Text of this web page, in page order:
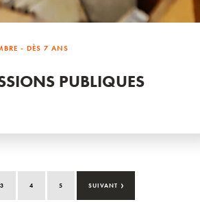
- DÈS 7 ANS
PUBLIQUES
3 4 5 SUIVANT ›